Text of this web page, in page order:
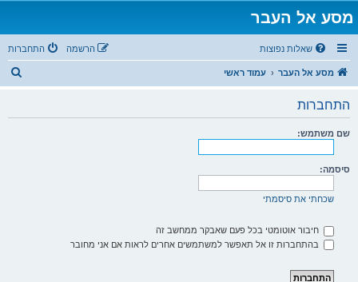
מסע אל העבר
שאלות נפוצות התחברות הרשמה
מסע אל העבר עמוד ראשי
התחברות
שם משתמש:
סיסמה:
שכחתי את סיסמתי
חיבור אוטומטי בכל פעם שאבקר ממחשב זה
בהתחברות זו אל תאפשר למשתמשים אחרים לראות אם אני מחובר